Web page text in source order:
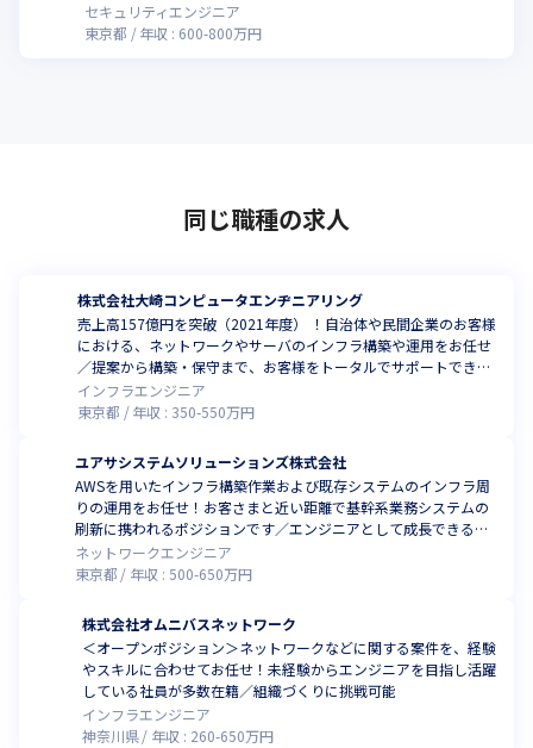
セキュリティエンジニア
東京都
年収 : 600-800万円
同じ職種の求人
株式会社大崎コンピュータエンヂニアリング
売上高157億円を突破（2021年度） ！自治体や民間企業のお客様
における、ネットワークやサーバのインフラ構築や運用をお任せ
／提案から構築・保守まで、お客様をトータルでサポートできま
す
インフラエンジニア
東京都
年収 : 350-550万円
ユアサシステムソリューションズ株式会社
AWSを用いたインフラ構築作業および既存システムのインフラ周
りの運用をお任せ！お客さまと近い距離で基幹系業務システムの
刷新に携われるポジションです／エンジニアとして成長できる環
境で働きませんか
ネットワークエンジニア
東京都
年収 : 500-650万円
株式会社オムニバスネットワーク
＜オープンポジション＞ネットワークなどに関する案件を、経験
やスキルに合わせてお任せ！未経験からエンジニアを目指し活躍
している社員が多数在籍／組織づくりに挑戦可能
インフラエンジニア
神奈川県
年収 : 260-650万円